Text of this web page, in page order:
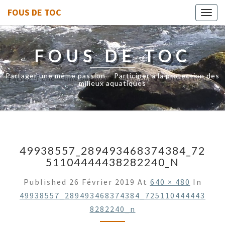
FOUS DE TOC
FOUS DE TOC
Partager une même passion – Participer à la protection des
milieux aquatiques
49938557_289493468374384_72
51104444438282240_N
Published 26 Février 2019 At 640 × 480 In
49938557_289493468374384_725110444443
8282240_n